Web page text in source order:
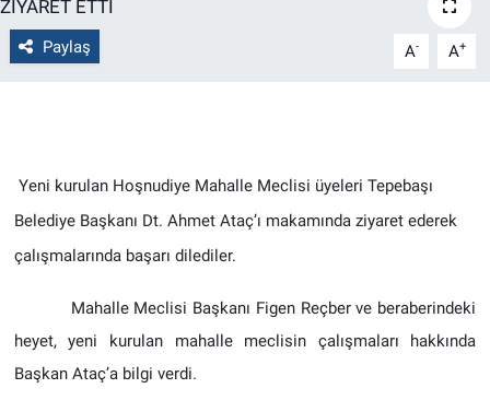
Paylaş A- A+
Yeni kurulan Hoşnudiye Mahalle Meclisi üyeleri Tepebaşı
Belediye Başkanı Dt. Ahmet Ataç’ı makamında ziyaret ederek
çalışmalarında başarı dilediler.
Mahalle Meclisi Başkanı Figen Reçber ve beraberindeki
heyet, yeni kurulan mahalle meclisin çalışmaları hakkında
Başkan Ataç’a bilgi verdi.
Bilecik
Kütahya
Genel
Çevre
Magazin